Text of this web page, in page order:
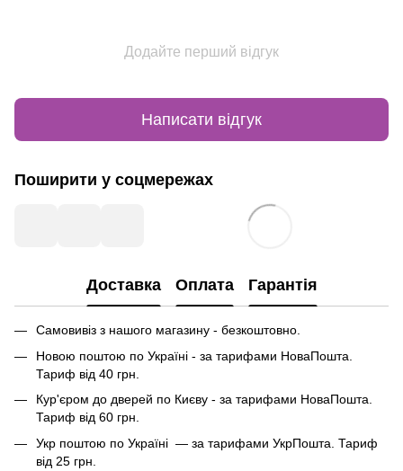
Додайте перший відгук
Написати відгук
Поширити у соцмережах
Доставка Оплата Гарантія
Самовивіз з нашого магазину - безкоштовно.
Новою поштою по Україні - за тарифами НоваПошта.
Тариф від 40 грн.
Кур'єром до дверей по Києву - за тарифами НоваПошта.
Тариф від 60 грн.
Укр поштою по Україні — за тарифами УкрПошта. Тариф
від 25 грн.